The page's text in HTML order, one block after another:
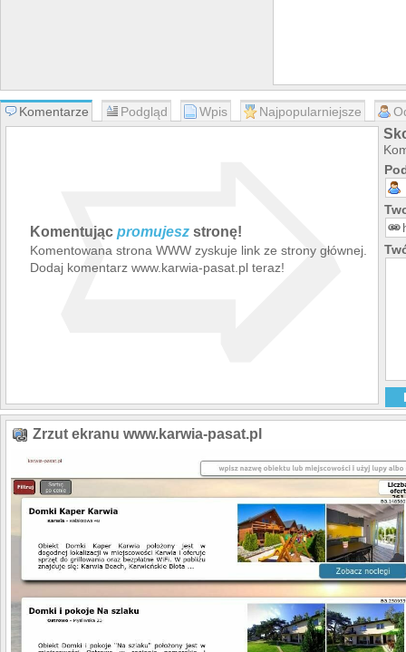
Komentarze Podgląd Wpis Najpopularniejsze
Komentując promujesz stronę!
Komentowana strona WWW zyskuje link ze strony głównej.
Dodaj komentarz www.karwia-pasat.pl teraz!
➯
Zrzut ekranu www.karwia-pasat.pl